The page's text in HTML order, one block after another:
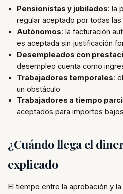
Pensionistas y jubilados: la
regular aceptado por todas las
Autónomos: la facturación
es aceptada sin justificación
Desempleados con
desempleo cuenta como
Trabajadores temporales:
un obstáculo
Trabajadores a tiempo
aceptados para importes bajos
¿Cuándo llega el
explicado
El tiempo entre la aprobación y